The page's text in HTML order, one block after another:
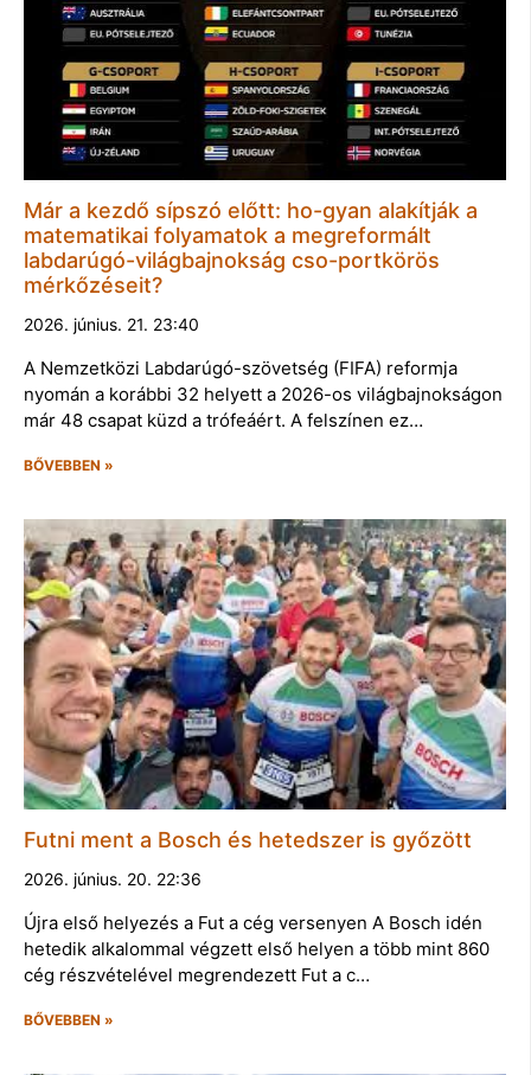
Már a kezdő sípszó előtt: ho-gyan alakítják a
matematikai folyamatok a megreformált
labdarúgó-világbajnokság cso-portkörös
mérkőzéseit?
2026. június. 21. 23:40
A Nemzetközi Labdarúgó-szövetség (FIFA) reformja
nyomán a korábbi 32 helyett a 2026-os világbajnokságon
már 48 csapat küzd a trófeáért. A felszínen ez…
BŐVEBBEN »
Futni ment a Bosch és hetedszer is győzött
2026. június. 20. 22:36
Újra első helyezés a Fut a cég versenyen A Bosch idén
hetedik alkalommal végzett első helyen a több mint 860
cég részvételével megrendezett Fut a c…
BŐVEBBEN »